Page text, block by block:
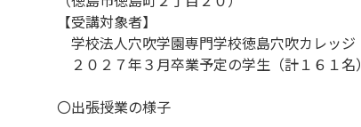
【受講対象者】
学校法人穴吹学園専門学校徳島穴吹カレッジ
２０２７年３月卒業予定の学生（計１６１名）
〇出張授業の様子